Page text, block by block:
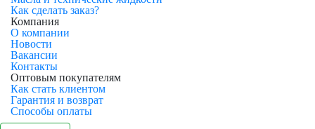
Как сделать заказ?
Компания
О компании
Новости
Вакансии
Контакты
Оптовым покупателям
Как стать клиентом
Гарантия и возврат
Способы оплаты